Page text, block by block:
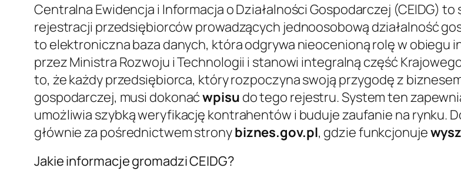
Centralna Ewidencja i Informacja o Działalności Gospodarczej (CEIDG)
rejestracji przedsiębiorców prowadzących jednoosobową działalność
to elektroniczna baza danych, która odgrywa nieocenioną rolę w obiegu
przez Ministra Rozwoju i Technologii i stanowi integralną część
to, że każdy przedsiębiorca, który rozpoczyna swoją przygodę z
gospodarczej, musi dokonaćwpisu do tego rejestru. System ten
umożliwia szybką weryfikację kontrahentów i buduje zaufanie na rynku.
głównie za pośrednictwem stronybiznes.gov.pl, gdzie funkcjonuje
Jakie informacje gromadzi CEIDG?